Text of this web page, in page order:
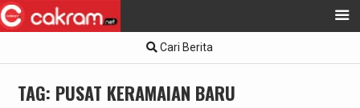
to
Cari Berita
TAG: PUSAT KERAMAIAN BARU